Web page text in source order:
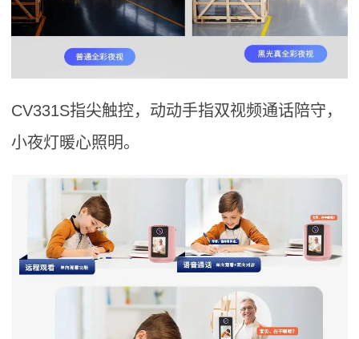
CV331S指尖触控，动动手指双视频通话陪守，
小夜灯暖心照明。